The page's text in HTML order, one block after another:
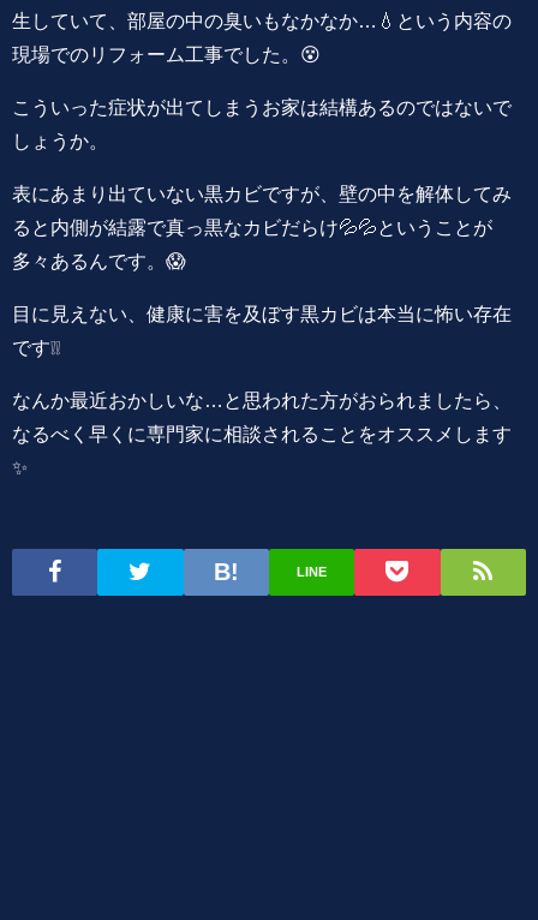
生していて、部屋の中の臭いもなかなか…💧という内容の
現場でのリフォーム工事でした。😵
こういった症状が出てしまうお家は結構あるのではないで
しょうか。
表にあまり出ていない黒カビですが、壁の中を解体してみ
ると内側が結露で真っ黒なカビだらけ💦💦ということが
多々あるんです。😱
目に見えない、健康に害を及ぼす黒カビは本当に怖い存在
です❕❕
なんか最近おかしいな…と思われた方がおられましたら、
なるべく早くに専門家に相談されることをオススメします
✨
LINE